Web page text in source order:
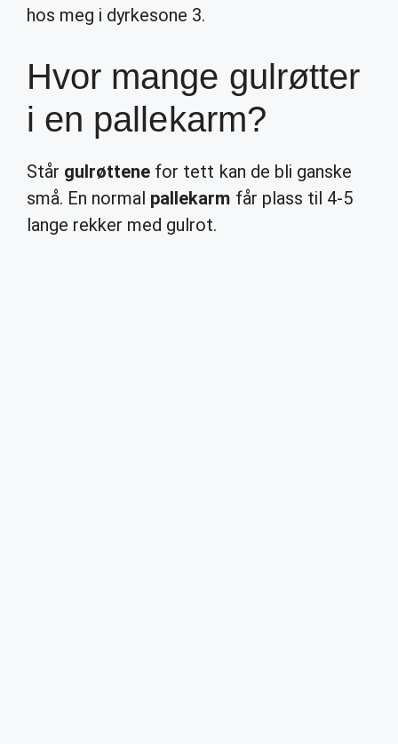
hos meg i dyrkesone 3.
Hvor mange gulrøtter
i en pallekarm?
Står gulrøttene for tett kan de bli ganske
små. En normal pallekarm får plass til 4-5
lange rekker med gulrot.